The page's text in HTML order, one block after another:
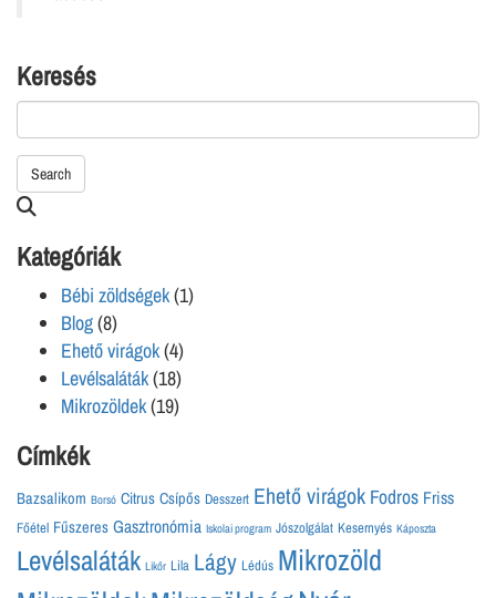
Keresés
Search
in
progress
Kategóriák
Bébi zöldségek(1)
Blog(8)
Ehető virágok(4)
Levélsaláták(18)
Mikrozöldek(19)
Címkék
Bazsalikom Borsó Citrus Csípős Desszert Ehető virágok Fodros Friss
Főétel Fűszeres Gasztronómia Iskolai program Jószolgálat Kesernyés Káposzta
Levélsaláták Likőr Lila Lágy Lédús Mikrozöld